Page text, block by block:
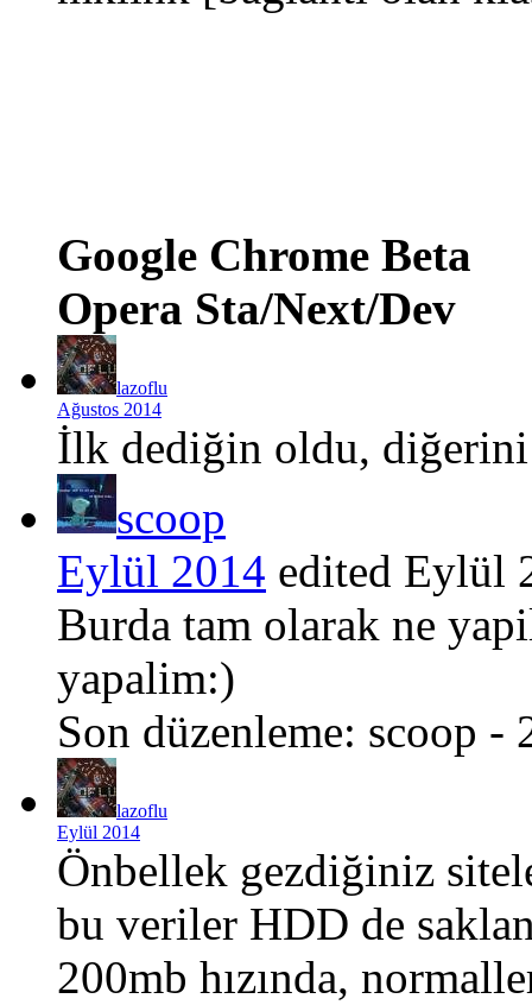
Google Chrome Beta
Opera Sta/Next/Dev
lazoflu
Ağustos 2014
İlk dediğin oldu, diğerini
scoop
Eylül 2014 edited Eylül
Burda tam olarak ne
yapalim:)
Son düzenleme: scoop
lazoflu
Eylül 2014
Önbellek gezdiğiniz
bu veriler HDD de
200mb hızında,